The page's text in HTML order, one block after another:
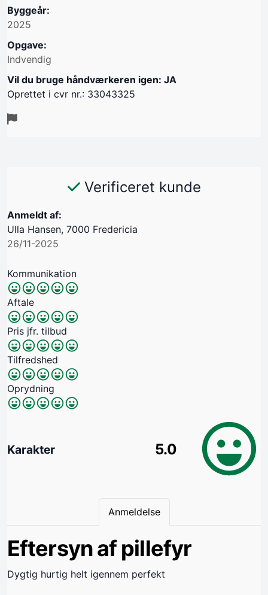
Byggeår:
2025
Opgave:
Indvendig
Vil du bruge håndværkeren igen: JA
Oprettet i cvr nr.: 33043325
Verificeret kunde
Anmeldt af:
Ulla Hansen, 7000 Fredericia
26/11-2025
Kommunikation
Aftale
Pris jfr. tilbud
Tilfredshed
Oprydning
Karakter 5.0
Anmeldelse
Eftersyn af pillefyr
Dygtig hurtig helt igennem perfekt